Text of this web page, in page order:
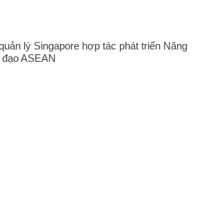
lý Singapore hợp tác phát triển Năng
ASEAN